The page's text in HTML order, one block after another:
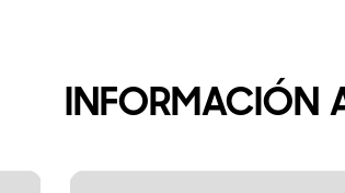
INFORMACIÓN